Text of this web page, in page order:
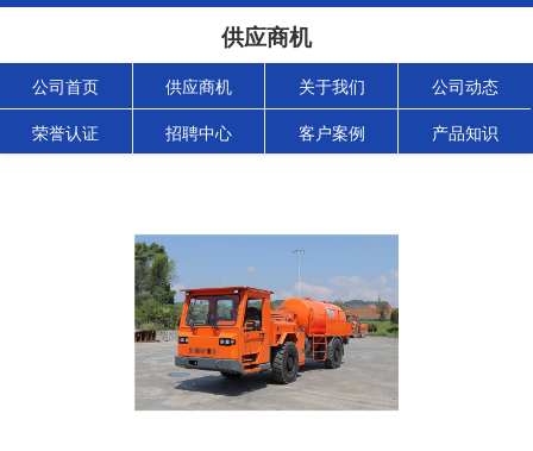
供应商机
公司首页 供应商机 关于我们 公司动态
荣誉认证 招聘中心 客户案例 产品知识